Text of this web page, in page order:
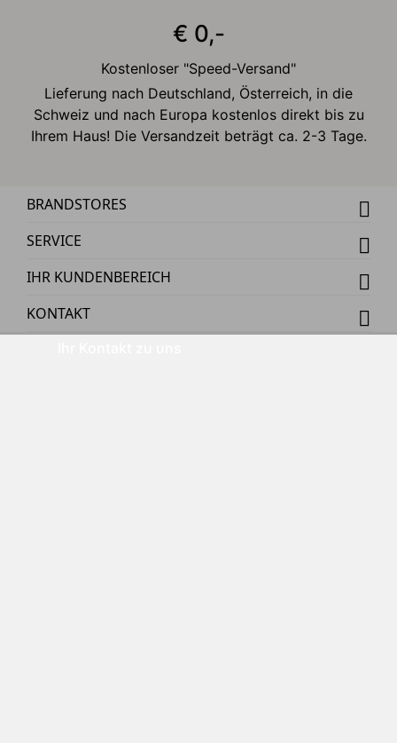
€ 0,-
Kostenloser "Speed-Versand"
Lieferung nach Deutschland, Österreich, in die
Schweiz und nach Europa kostenlos direkt bis zu
Ihrem Haus! Die Versandzeit beträgt ca. 2-3 Tage.
BRANDSTORES
SERVICE
IHR KUNDENBEREICH
KONTAKT